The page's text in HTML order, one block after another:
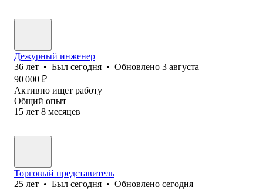
Дежурный инженер
36 лет • Был сегодня • Обновлено 3 августа
90 000 ₽
Активно ищет работу
Общий опыт
15 лет 8 месяцев
Торговый представитель
25 лет • Был сегодня • Обновлено сегодня